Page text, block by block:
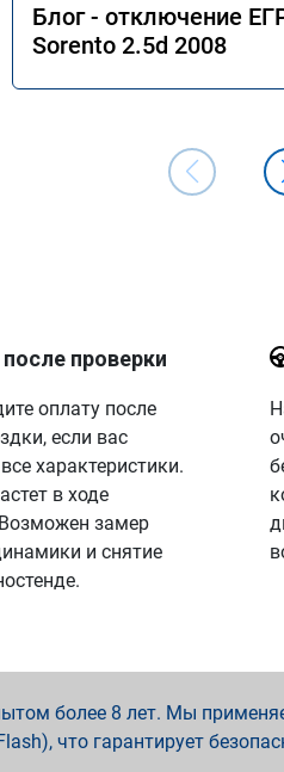
Блог - отключение
Sorento 2.5d 2008
проверки
оплату после
если вас
характеристики.
в ходе
замер
и снятие
более 8 лет. Мы
что гарантирует